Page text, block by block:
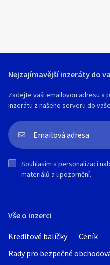
Vše o inzerci
Kreditové balíčky Ceník
Rady pro bezpečné
Nejzajímavější inzeráty do
Zadejte vaši emailovou adresu a
inzerátu z našeho serveru do
Souhlasím s personalizací
materiálů a upozornění.